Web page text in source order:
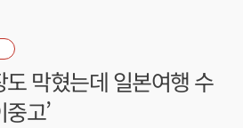
막혔는데 일본여행 수
고’